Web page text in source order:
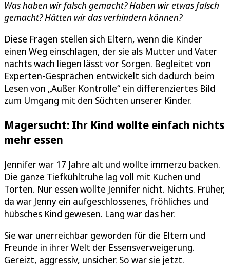
Was haben wir falsch gemacht? Haben wir etwas falsch
gemacht? Hätten wir das verhindern können?
Diese Fragen stellen sich Eltern, wenn die Kinder
einen Weg einschlagen, der sie als Mutter und Vater
nachts wach liegen lässt vor Sorgen. Begleitet von
Experten-Gesprächen entwickelt sich dadurch beim
Lesen von „Außer Kontrolle“ ein differenziertes Bild
zum Umgang mit den Süchten unserer Kinder.
Magersucht: Ihr Kind wollte einfach nichts
mehr essen
Jennifer war 17 Jahre alt und wollte immerzu backen.
Die ganze Tiefkühltruhe lag voll mit Kuchen und
Torten. Nur essen wollte Jennifer nicht. Nichts. Früher,
da war Jenny ein aufgeschlossenes, fröhliches und
hübsches Kind gewesen. Lang war das her.
Sie war unerreichbar geworden für die Eltern und
Freunde in ihrer Welt der Essensverweigerung.
Gereizt, aggressiv, unsicher. So war sie jetzt.